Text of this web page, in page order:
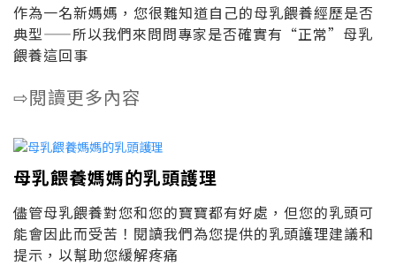
作為一名新媽媽，您很難知道自己的母乳餵養經歷是否
典型——所以我們來問問專家是否確實有“正常”母乳
餵養這回事
⇨閱讀更多內容
母乳餵養媽媽的乳頭護理
儘管母乳餵養對您和您的寶寶都有好處，但您的乳頭可
能會因此而受苦！閱讀我們為您提供的乳頭護理建議和
提示，以幫助您緩解疼痛